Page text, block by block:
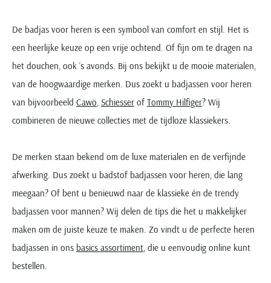
De badjas voor heren is een symbool van comfort en stijl. Het is
een heerlijke keuze op een vrije ochtend. Of fijn om te dragen na
het douchen, ook ‘s avonds. Bij ons bekijkt u de mooie materialen,
van de hoogwaardige merken. Dus zoekt u badjassen voor heren
van bijvoorbeeld Cawö, Schiesser of Tommy Hilfiger? Wij
combineren de nieuwe collecties met de tijdloze klassiekers.
De merken staan bekend om de luxe materialen en de verfijnde
afwerking. Dus zoekt u badstof badjassen voor heren, die lang
meegaan? Of bent u benieuwd naar de klassieke én de trendy
badjassen voor mannen? Wij delen de tips die het u makkelijker
maken om de juiste keuze te maken. Zo vindt u de perfecte heren
badjassen in ons basics assortiment, die u eenvoudig online kunt
bestellen.